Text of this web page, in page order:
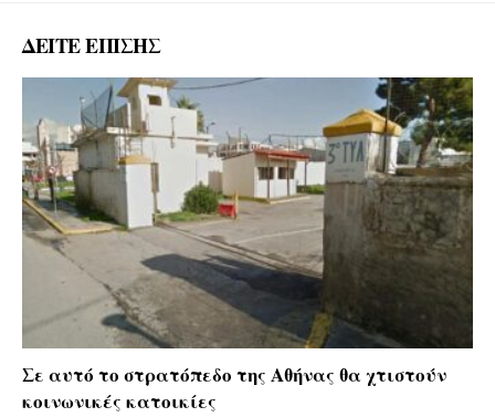
ΔΕΙΤΕ ΕΠΙΣΗΣ
Σε αυτό το στρατόπεδο της Αθήνας θα χτιστούν
κοινωνικές κατοικίες